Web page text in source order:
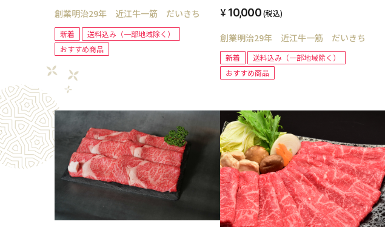
創業明治29年 近江牛一筋 だいきち
新着
送料込み（一部地域除く）
おすすめ商品
10,000(税込)
創業明治29年 近江牛一筋 だいきち
新着
送料込み（一部地域除く）
おすすめ商品